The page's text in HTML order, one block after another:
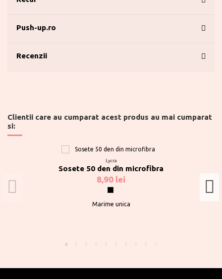
Push-up.ro
Recenzii
Clientii care au cumparat acest produs au mai cumparat
si:
Lycra
Sosete 50 den din microfibra
8,90 lei
Negru
Marime unica